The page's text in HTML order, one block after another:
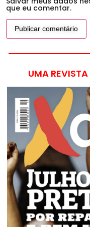
que eu comentar.
UMA